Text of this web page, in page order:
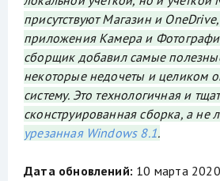
присутствуют Магазин и
приложения Камера и
сборщик добавил самые
некоторые недочеты и целиком
систему. Это технологичная и
сконструированная сборка, а не
урезанная Windows 8.1.
Дата обновлений: 10 марта 2020